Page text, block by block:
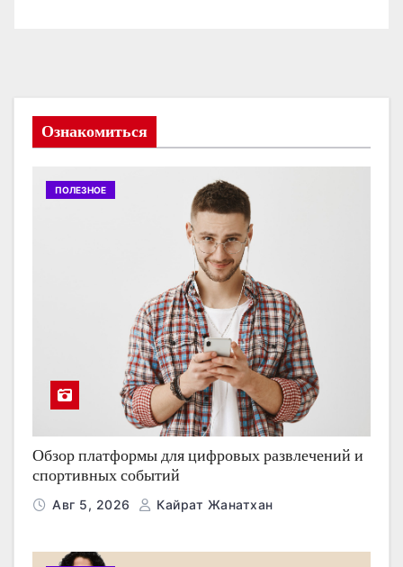
Ознакомиться
ПОЛЕЗНОЕ
Обзор платформы для цифровых развлечений и
спортивных событий
Авг 5, 2026 Кайрат Жанатхан